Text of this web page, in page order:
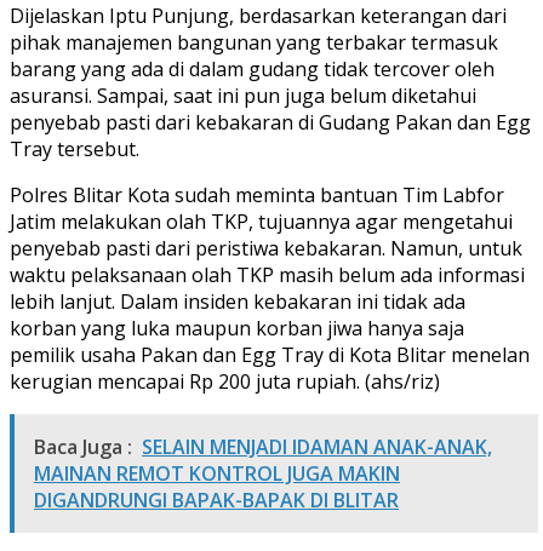
Dijelaskan Iptu Punjung, berdasarkan keterangan dari
pihak manajemen bangunan yang terbakar termasuk
barang yang ada di dalam gudang tidak tercover oleh
asuransi. Sampai, saat ini pun juga belum diketahui
penyebab pasti dari kebakaran di Gudang Pakan dan Egg
Tray tersebut.
Polres Blitar Kota sudah meminta bantuan Tim Labfor
Jatim melakukan olah TKP, tujuannya agar mengetahui
penyebab pasti dari peristiwa kebakaran. Namun, untuk
waktu pelaksanaan olah TKP masih belum ada informasi
lebih lanjut. Dalam insiden kebakaran ini tidak ada
korban yang luka maupun korban jiwa hanya saja
pemilik usaha Pakan dan Egg Tray di Kota Blitar menelan
kerugian mencapai Rp 200 juta rupiah. (ahs/riz)
Baca Juga : SELAIN MENJADI IDAMAN ANAK-ANAK,
MAINAN REMOT KONTROL JUGA MAKIN
DIGANDRUNGI BAPAK-BAPAK DI BLITAR